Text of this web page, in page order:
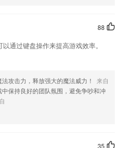
些案例帮助用户更好地去理解和学
中英文文本、音标，理解更透彻、发
情况，能够更好测试自己的水平并获
弱的知识点能够有针对定性的分析和
88
通过键盘操作来提高游戏效率。
法攻击力，释放强大的魔法威力！
来自
中保持良好的团队氛围，避免争吵和冲
35